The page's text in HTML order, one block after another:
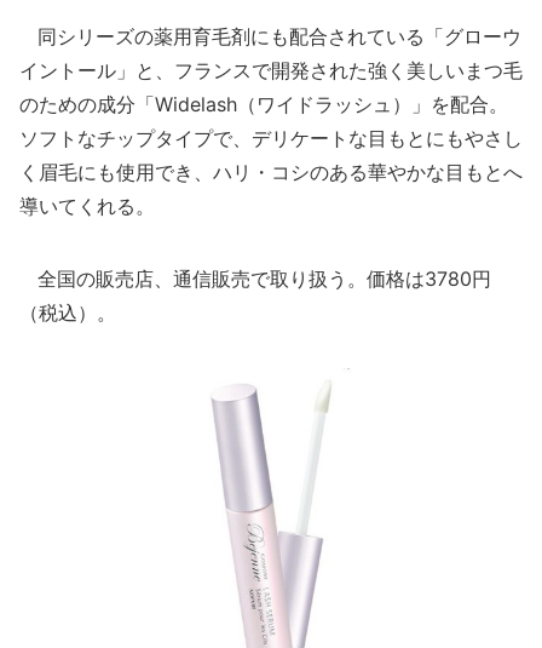
同シリーズの薬用育毛剤にも配合されている「グローウ
イントール」と、フランスで開発された強く美しいまつ毛
のための成分「Widelash（ワイドラッシュ）」を配合。
ソフトなチップタイプで、デリケートな目もとにもやさし
く眉毛にも使用でき、ハリ・コシのある華やかな目もとへ
導いてくれる。
全国の販売店、通信販売で取り扱う。価格は3780円
（税込）。